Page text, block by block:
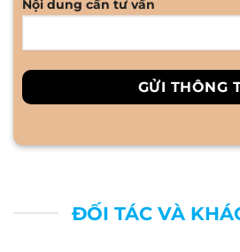
Nội dung cần tư vấn
ĐỐI TÁC VÀ